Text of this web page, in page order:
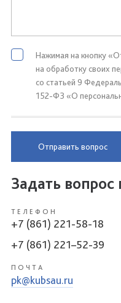
Нажимая на кнопку
на обработку своих
со статьей 9
152-ФЗ «О
Отправить вопрос
Задать
ТЕЛЕФОН
+7 (861) 221-58-18
+7 (861) 221–52-39
ПОЧТА
pk@kubsau.ru